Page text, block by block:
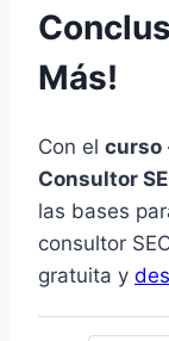
Más!
Con el curso
Consultor
las bases
consultor
gratuita y